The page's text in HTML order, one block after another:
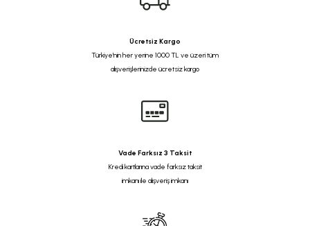
Ücretsiz Kargo
Türkiye'nin her yerine 1000 TL ve üzeri tüm
alışverişlerinizde ücretsiz kargo
Vade Farksız 3 Taksit
Kredi kartlarına vade farksız taksit
imkanı ile alışveriş imkanı